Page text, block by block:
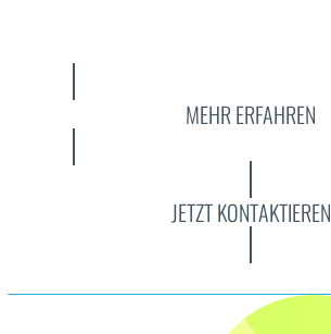
MEHR ERFAHREN
JETZT KONTAKTIEREN